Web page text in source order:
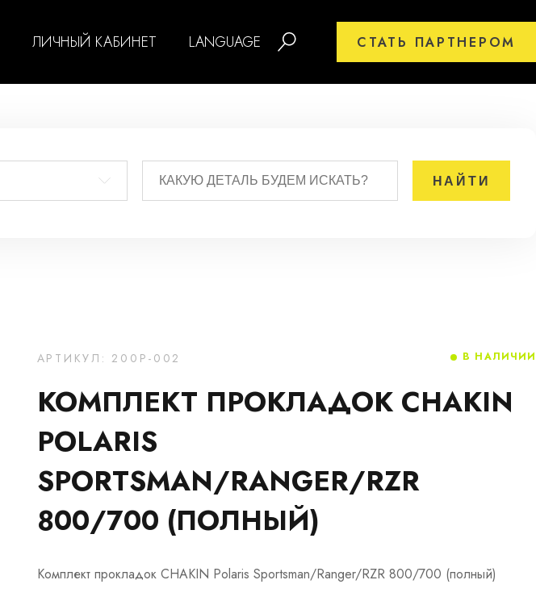
ЛИЧНЫЙ КАБИНЕТ LANGUAGE СТАТЬ ПАРТНЕРОМ
АРТИКУЛ: 200P-002
КОМПЛЕКТ ПРОКЛАДОК CHAKIN
POLARIS
SPORTSMAN/RANGER/RZR
800/700 (ПОЛНЫЙ)
Комплект прокладок CHAKIN Polaris Sportsman/Ranger/RZR 800/700 (полный)
В НАЛИЧИИ